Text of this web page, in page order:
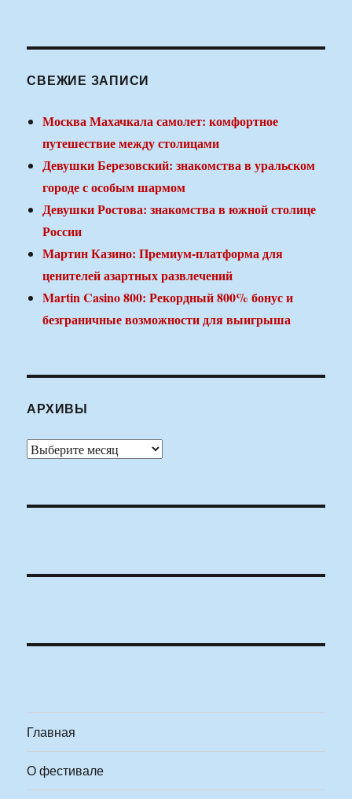
СВЕЖИЕ ЗАПИСИ
Москва Махачкала самолет: комфортное
путешествие между столицами
Девушки Березовский: знакомства в уральском
городе с особым шармом
Девушки Ростова: знакомства в южной столице
России
Мартин Казино: Премиум-платформа для
ценителей азартных развлечений
Martin Casino 800: Рекордный 800% бонус и
безграничные возможности для выигрыша
АРХИВЫ
Архивы
Главная
О фестивале